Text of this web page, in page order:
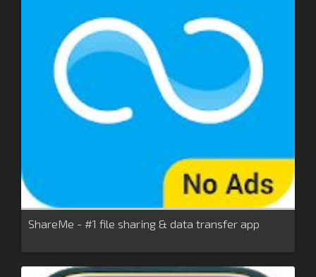
ShareMe - #1 file sharing & data transfer app